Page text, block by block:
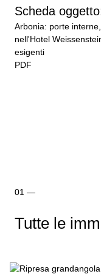
Scheda
Arbonia: porte
nell'Hotel
esigenti
PDF
Tutte le